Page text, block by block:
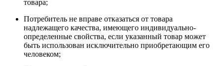
товара;
Потребитель не вправе отказаться от товара
надлежащего качества, имеющего индивидуально-
определенные свойства, если указанный товар может
быть использован исключительно приобретающим его
человеком;